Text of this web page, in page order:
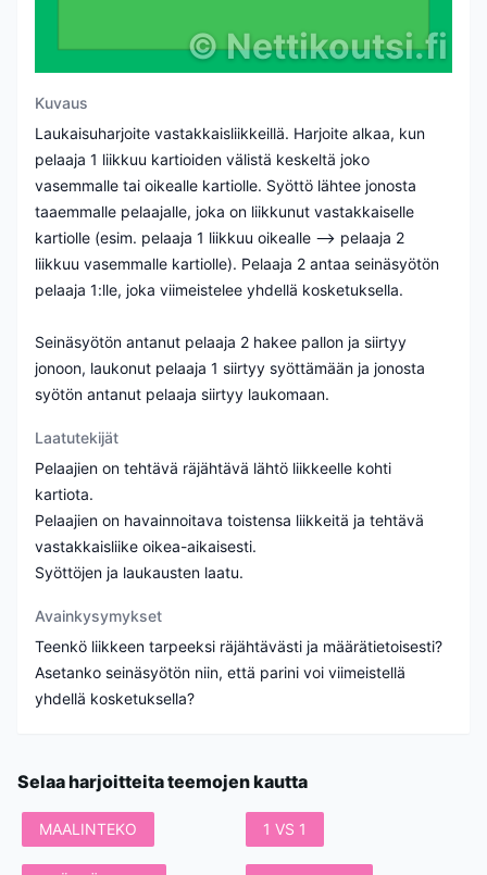
©Nettikoutsi.fi
Kuvaus
Laukaisuharjoite vastakkaisliikkeillä. Harjoite alkaa, kun
pelaaja 1 liikkuu kartioiden välistä keskeltä joko
vasemmalle tai oikealle kartiolle. Syöttö lähtee jonosta
taaemmalle pelaajalle, joka on liikkunut vastakkaiselle
kartiolle (esim. pelaaja 1 liikkuu oikealle --> pelaaja 2
liikkuu vasemmalle kartiolle). Pelaaja 2 antaa seinäsyötön
pelaaja 1:lle, joka viimeistelee yhdellä kosketuksella.
Seinäsyötön antanut pelaaja 2 hakee pallon ja siirtyy
jonoon, laukonut pelaaja 1 siirtyy syöttämään ja jonosta
syötön antanut pelaaja siirtyy laukomaan.
Laatutekijät
Pelaajien on tehtävä räjähtävä lähtö liikkeelle kohti
kartiota.
Pelaajien on havainnoitava toistensa liikkeitä ja tehtävä
vastakkaisliike oikea-aikaisesti.
Syöttöjen ja laukausten laatu.
Avainkysymykset
Teenkö liikkeen tarpeeksi räjähtävästi ja määrätietoisesti?
Asetanko seinäsyötön niin, että parini voi viimeistellä
yhdellä kosketuksella?
Selaa harjoitteita teemojen kautta
MAALINTEKO 1 VS 1